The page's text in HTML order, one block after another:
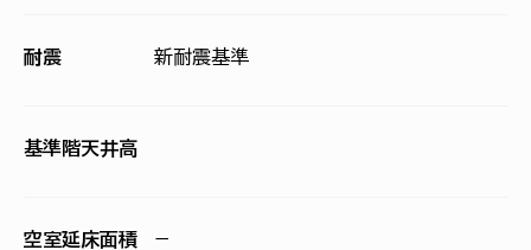
耐震 新耐震基準
基準階天井高
空室延床面積 −